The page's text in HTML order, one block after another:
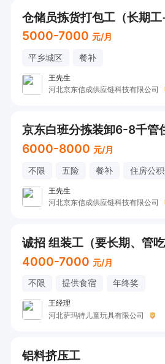
仓储员拣货打包工（长期工
5000-7000 元/月
平乡城区 餐补
王先生
河北京东信成供应链科技有限公司
京东白班分拣装卸6-8千管
6000-8000 元/月
不限 五险 餐补 住房公
王先生
河北京东信成供应链科技有限公司
诚招 组装工（要长期、管吃
4000-7000 元/月
不限 提供食宿 年终奖
王经理
河北萨玛特儿童玩具有限公司
铝料挤压工